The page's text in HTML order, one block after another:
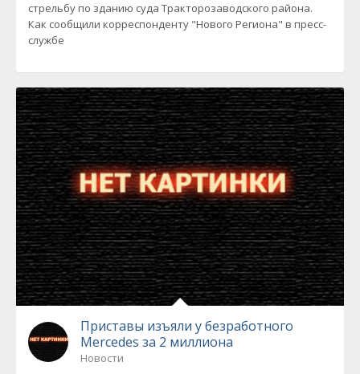
стрельбу по зданию суда Тракторозаводского района.
Как сообщили корреспонденту "Нового Региона" в пресс-
службе
Приставы изъяли у безработного
Mercedes за 2 миллиона
Новости